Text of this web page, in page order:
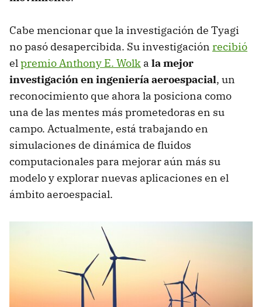
Cabe mencionar que la investigación de Tyagi
no pasó desapercibida. Su investigación recibió
elpremio Anthony E. Wolk a la mejor
investigación en ingeniería aeroespacial, un
reconocimiento que ahora la posiciona como
una de las mentes más prometedoras en su
campo. Actualmente, está trabajando en
simulaciones de dinámica de fluidos
computacionales para mejorar aún más su
modelo y explorar nuevas aplicaciones en el
ámbito aeroespacial.